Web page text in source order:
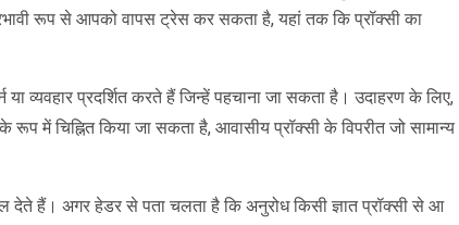
रूप से आपको वापस ट्रेस कर सकता है, यहां तक कि प्रॉक्सी का
व्यवहार प्रदर्शित करते हैं जिन्हें पहचाना जा सकता है। उदाहरण के लिए,
में चिह्नित किया जा सकता है, आवासीय प्रॉक्सी के विपरीत जो सामान्य
देते हैं। अगर हेडर से पता चलता है कि अनुरोध किसी ज्ञात प्रॉक्सी से आ